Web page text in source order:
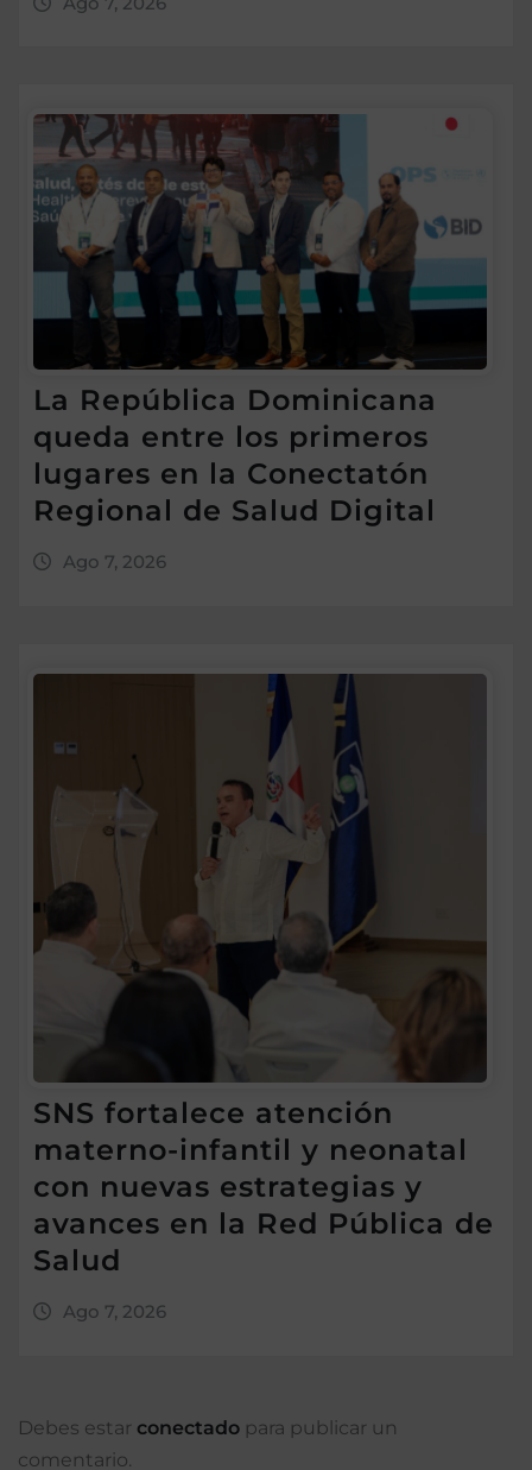
La República Dominicana
queda entre los primeros
lugares en la Conectatón
Regional de Salud Digital
Ago 7, 2026
SNS fortalece atención
materno-infantil y neonatal
con nuevas estrategias y
avances en la Red Pública de
Salud
Ago 7, 2026
Debes estar conectado para publicar un
comentario.